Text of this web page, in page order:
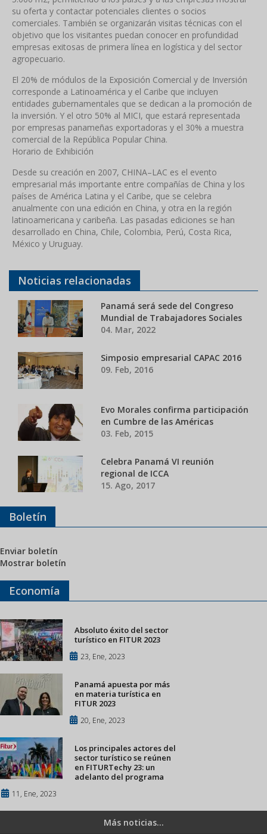
su oferta y contactar potenciales clientes o socios
comerciales. También se organizarán visitas técnicas con el
objetivo que los visitantes puedan conocer en profundidad
empresas exitosas de primera línea en logística y del sector
agropecuario.
El 20% de módulos de la Exposición Comercial y de Inversión
corresponde a Latinoamérica y el Caribe que incluyen
entidades gubernamentales que se dedican a la promoción de
la inversión. Y el otro 50% al MICI, que estará representada
por empresas panameñas exportadoras y el 30% a muestra
comercial de la República Popular China.
Horario de Exhibición
Desde su creación en 2007, CHINA–LAC es el evento
empresarial más importante entre compañías de China y los
países de América Latina y el Caribe, que se celebra
anualmente con una edición en China, y otra en la región
latinoamericana y caribeña. Las pasadas ediciones se han
desarrollado en China, Chile, Colombia, Perú, Costa Rica,
México y Uruguay.
Noticias relacionadas
Panamá será sede del Congreso
Mundial de Trabajadores Sociales
04. Mar, 2022
Simposio empresarial CAPAC 2016
09. Feb, 2016
Evo Morales confirma participación
en Cumbre de las Américas
03. Feb, 2015
Celebra Panamá VI reunión
regional de ICCA
15. Ago, 2017
Boletín
Enviar boletín
Mostrar boletín
Economía
Absoluto éxito del sector
turístico en FITUR 2023
23, Ene, 2023
Panamá apuesta por más
en materia turística en
FITUR 2023
20, Ene, 2023
Los principales actores del
sector turístico se reúnen
en FITURTechy 23: un
adelanto del programa
11, Ene, 2023
Más noticias...